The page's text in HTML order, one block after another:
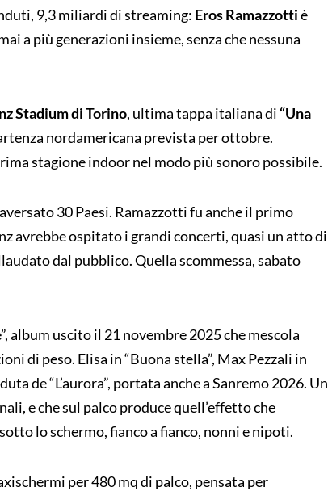
9,3 miliardi di streaming: Eros Ramazzottiè
a più generazioni insieme, senza che nessuna
Stadium di Torino, ultima tappa italiana di “Una
nordamericana prevista per ottobre.
stagione indoor nel modo più sonoro possibile.
30 Paesi. Ramazzotti fu anche il primo
avrebbe ospitato i grandi concerti, quasi un atto di
dal pubblico. Quella scommessa, sabato
album uscito il 21 novembre 2025 che mescola
di peso. Elisa in “Buona stella”, Max Pezzali in
de “L’aurora”, portata anche a Sanremo 2026. Un
e che sul palco produce quell’effetto che
lo schermo, fianco a fianco, nonni e nipoti.
per 480 mq di palco, pensata per